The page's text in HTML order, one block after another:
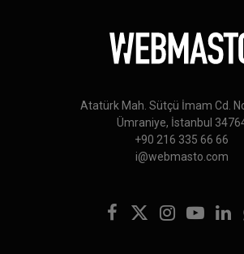
Atatürk Mah. Sütçü İmam Cd.
Ümraniye, İstanbul
+90 216 335 66 66
i@webmasto.com
Facebook
X
Instagram
YouTube